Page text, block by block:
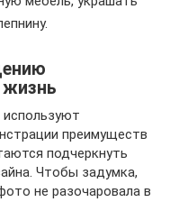
жизнь
преимуществ
подчеркнуть
Чтобы задумка,
не разочаровала в